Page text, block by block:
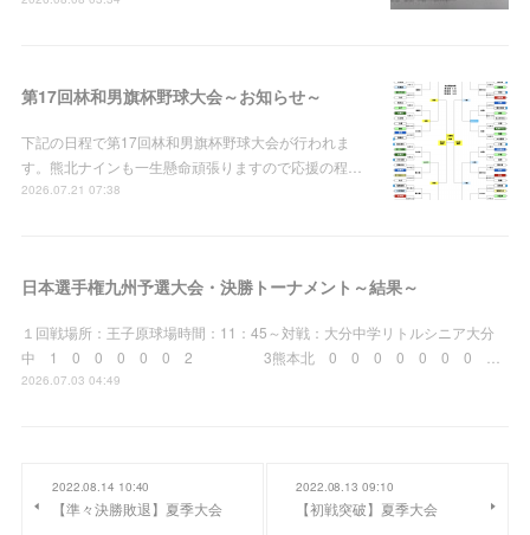
第17回林和男旗杯野球大会～お知らせ～
下記の日程で第17回林和男旗杯野球大会が行われま
す。熊北ナインも一生懸命頑張りますので応援の程…
2026.07.21 07:38
日本選手権九州予選大会・決勝トーナメント～結果～
１回戦場所：王子原球場時間：11：45～対戦：大分中学リトルシニア大分
中 1 0 0 0 0 0 2 3熊本北 0 0 0 0 0 0 0 …
2026.07.03 04:49
2022.08.14 10:40
【準々決勝敗退】夏季大会
2022.08.13 09:10
【初戦突破】夏季大会